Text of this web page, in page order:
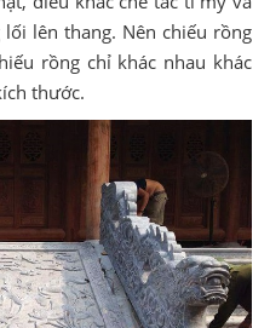
lên thang. Nên chiếu rồng
rồng chỉ khác nhau khác
thước.